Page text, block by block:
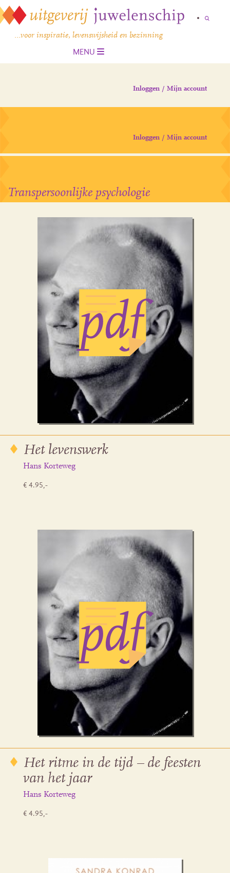
…voor inspiratie, levenswijsheid en bezinning
MENU
Inloggen / Mijn account
Inloggen / Mijn account
Transpersoonlijke psychologie
Het levenswerk
Hans Korteweg
€ 4.95,-
Het ritme in de tijd – de feesten
van het jaar
Hans Korteweg
€ 4.95,-